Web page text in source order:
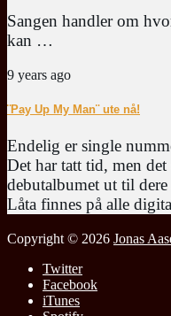
Sangen handler om
kan …
9 years ago
¨Pay Up My Man¨ ute nå!
Endelig er single
Det har tatt tid, men
debutalbumet ut til dere
Låta finnes på alle
Copyright © 2026 Jonas
Twitter
Facebook
iTunes